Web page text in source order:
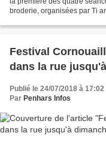
broderie, organisées par Ti
Festival
dans la rue
Publié le 24/07/2018 à 17:02
Par Penhars Infos